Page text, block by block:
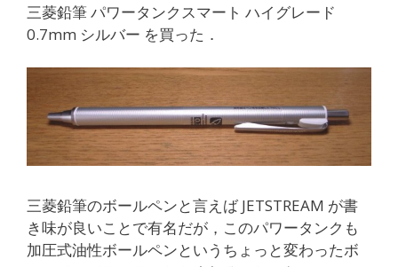
三菱鉛筆 パワータンクスマート ハイグレード
0.7mm シルバー を買った．
三菱鉛筆のボールペンと言えば JETSTREAM が書
き味が良いことで有名だが，このパワータンクも
加圧式油性ボールペンというちょっと変わったボ